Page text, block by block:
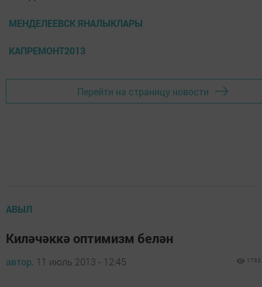
МЕНДЕЛЕЕВСК ЯНАЛЫКЛАРЫ
КАПРЕМОНТ2013
Перейти на страницу новости
АВЫЛ
Киләчәккә оптимизм белән
автор, 11 июль 2013 - 12:45 1733